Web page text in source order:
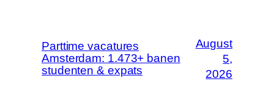
Parttime vacatures
Amsterdam: 1.473+ banen
studenten & expats
August
5,
2026